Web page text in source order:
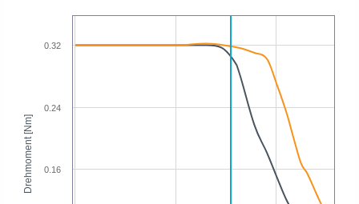
Drehmoment [Nm] 0.16
0.24
0.32